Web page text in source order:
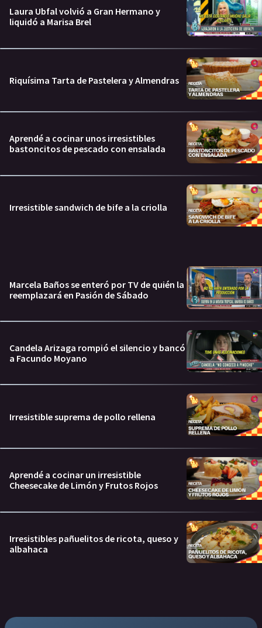
Laura Ubfal volvió a Gran Hermano y
liquidó a Marisa Brel
Riquísima Tarta de Pastelera y Almendras
Aprendé a cocinar unos irresistibles
bastoncitos de pescado con ensalada
Irresistible sandwich de bife a la criolla
Marcela Baños se enteró por TV de quién la
reemplazará en Pasión de Sábado
Candela Arizaga rompió el silencio y bancó
a Facundo Moyano
Irresistible suprema de pollo rellena
Aprendé a cocinar un irresistible
Cheesecake de Limón y Frutos Rojos
Irresistibles pañuelitos de ricota, queso y
albahaca